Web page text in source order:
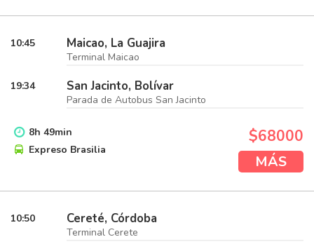
10:45 Maicao, La Guajira
Terminal Maicao
19:34 San Jacinto, Bolívar
Parada de Autobus San Jacinto
8h 49min
Expreso Brasilia
$68000
MÁS
10:50 Cereté, Córdoba
Terminal Cerete